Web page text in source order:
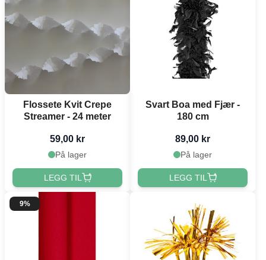
Flossete Kvit Crepe
Streamer - 24 meter
59,00 kr
På lager
LEGG TIL
Svart Boa med Fjær -
180 cm
89,00 kr
På lager
LEGG TIL
9%